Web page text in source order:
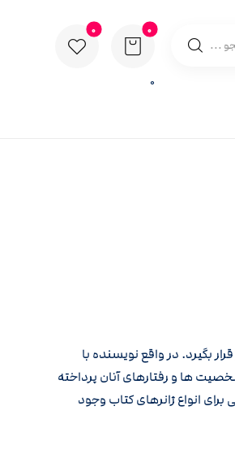
0
بگیرد. در واقع نویسنده با
ها و رفتارهای آنان پرداخته
انواع ژانرهای کتاب وجود